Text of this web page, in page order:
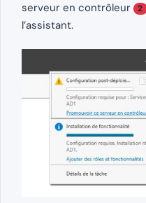
serveur en contrôleur
2
l’assistant.